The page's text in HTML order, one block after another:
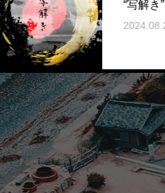
“写解き” ページを公開
2024.08.27